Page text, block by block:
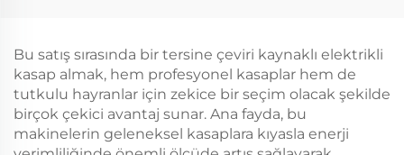
Bu satış sırasında bir tersine çeviri kaynaklı elektrikli
kasap almak, hem profesyonel kasaplar hem de
tutkulu hayranlar için zekice bir seçim olacak şekilde
birçok çekici avantaj sunar. Ana fayda, bu
makinelerin geleneksel kasaplara kıyasla enerji